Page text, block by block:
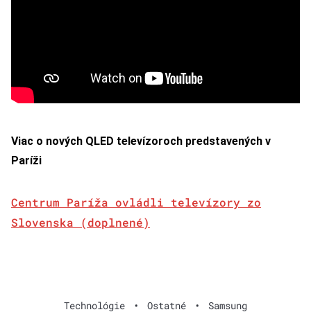
Viac o nových QLED televízoroch predstavených v
Paríži
Centrum Paríža ovládli televízory zo
Slovenska (doplnené)
Technológie • Ostatné • Samsung